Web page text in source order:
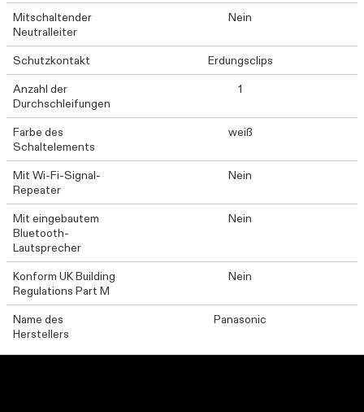
Mitschaltender
Neutralleiter
Nein
Schutzkontakt
Erdungsclips
Anzahl der
Durchschleifungen
1
Farbe des
Schaltelements
weiß
Mit Wi-Fi-Signal-
Repeater
Nein
Mit eingebautem
Bluetooth-
Lautsprecher
Nein
Konform UK Building
Regulations Part M
Nein
Name des
Herstellers
Panasonic